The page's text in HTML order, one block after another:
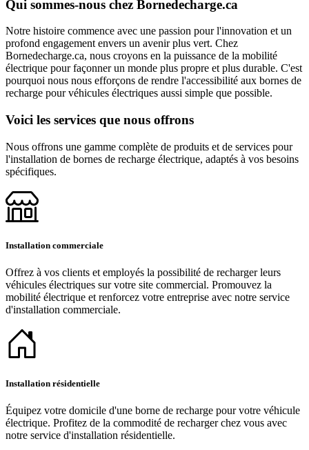
Qui sommes-nous chez Bornedecharge.ca
Notre histoire commence avec une passion pour l'innovation et un
profond engagement envers un avenir plus vert. Chez
Bornedecharge.ca, nous croyons en la puissance de la mobilité
électrique pour façonner un monde plus propre et plus durable. C'est
pourquoi nous nous efforçons de rendre l'accessibilité aux bornes de
recharge pour véhicules électriques aussi simple que possible.
Voici les services que nous offrons
Nous offrons une gamme complète de produits et de services pour
l'installation de bornes de recharge électrique, adaptés à vos besoins
spécifiques.
Installation commerciale
Offrez à vos clients et employés la possibilité de recharger leurs
véhicules électriques sur votre site commercial. Promouvez la
mobilité électrique et renforcez votre entreprise avec notre service
d'installation commerciale.
Installation résidentielle
Équipez votre domicile d'une borne de recharge pour votre véhicule
électrique. Profitez de la commodité de recharger chez vous avec
notre service d'installation résidentielle.